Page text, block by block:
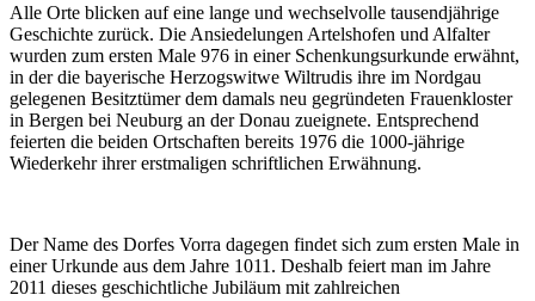
Alle Orte blicken auf eine lange und wechselvolle tausendjährige
Geschichte zurück. Die Ansiedelungen Artelshofen und Alfalter
wurden zum ersten Male 976 in einer Schenkungsurkunde erwähnt,
in der die bayerische Herzogswitwe Wiltrudis ihre im Nordgau
gelegenen Besitztümer dem damals neu gegründeten Frauenkloster
in Bergen bei Neuburg an der Donau zueignete. Entsprechend
feierten die beiden Ortschaften bereits 1976 die 1000-jährige
Wiederkehr ihrer erstmaligen schriftlichen Erwähnung.
Der Name des Dorfes Vorra dagegen findet sich zum ersten Male in
einer Urkunde aus dem Jahre 1011. Deshalb feiert man im Jahre
2011 dieses geschichtliche Jubiläum mit zahlreichen